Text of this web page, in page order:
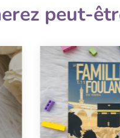
peut-